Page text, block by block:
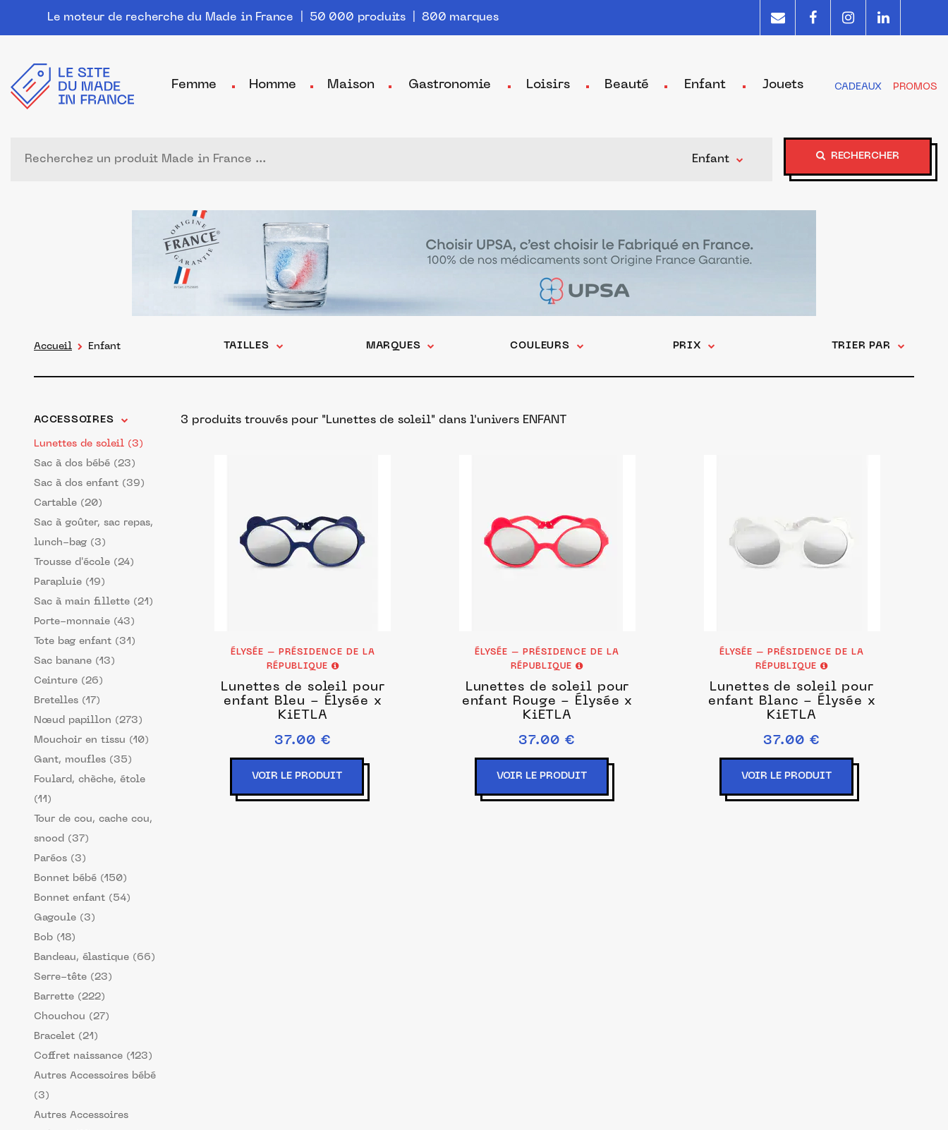
Le moteur de recherche du Made in France | 50 000 produits | 800 marques
Femme Homme Maison Gastronomie Loisirs Beauté Enfant Jouets CADEAUX PROMOS
Enfant RECHERCHER
Accueil Enfant TAILLES MARQUES COULEURS PRIX TRIER PAR
ACCESSOIRES
Sac à dos bébé (23)
Sac à dos enfant (39)
Cartable (20)
Sac à goûter, sac repas,
lunch-bag (3)
Trousse d'école (24)
Parapluie (19)
Lunettes de soleil (3)
Sac à main fillette (21)
Porte-monnaie (43)
Tote bag enfant (31)
Sac banane (13)
Ceinture (26)
Bretelles (17)
Nœud papillon (273)
Mouchoir en tissu (10)
Gant, moufles (35)
Foulard, chèche, étole
(11)
Tour de cou, cache cou,
snood (37)
Paréos (3)
Bonnet bébé (150)
Bonnet enfant (54)
Gagoule (3)
Bob (18)
Bandeau, élastique (66)
Serre-tête (23)
Barrette (222)
Chouchou (27)
Bracelet (21)
Coffret naissance (123)
Autres Accessoires bébé
(3)
Autres Accessoires
3 produits trouvés pour "Lunettes de soleil" dans l'univers ENFANT
ÉLYSÉE – PRÉSIDENCE DE LA
RÉPUBLIQUE
Lunettes de soleil pour
enfant Bleu - Élysée x
KiETLA
37.00 €
VOIR LE PRODUIT
ÉLYSÉE – PRÉSIDENCE DE LA
RÉPUBLIQUE
Lunettes de soleil pour
enfant Rouge - Élysée x
KiETLA
37.00 €
VOIR LE PRODUIT
ÉLYSÉE – PRÉSIDENCE DE LA
RÉPUBLIQUE
Lunettes de soleil pour
enfant Blanc - Élysée x
KiETLA
37.00 €
VOIR LE PRODUIT